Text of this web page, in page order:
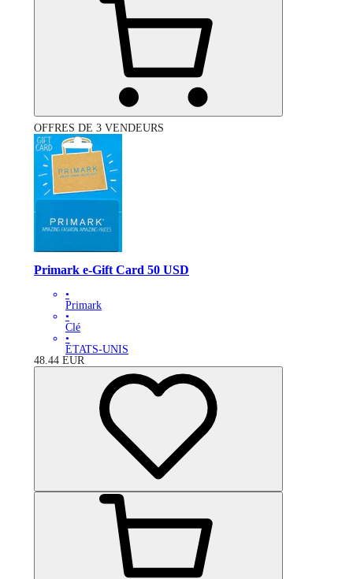
OFFRES DE 3 VENDEURS
Primark e-Gift Card 50 USD
•
Primark
•
Clé
•
ÉTATS-UNIS
48.44 EUR